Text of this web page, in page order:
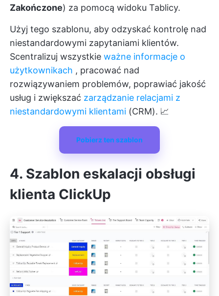
Zakończone) za pomocą widoku Tablicy.
Użyj tego szablonu, aby odzyskać kontrolę nad
niestandardowymi zapytaniami klientów.
Scentralizuj wszystkie ważne informacje o
użytkownikach , pracować nad
rozwiązywaniem problemów, poprawiać jakość
usług i zwiększać zarządzanie relacjami z
niestandardowymi klientami (CRM). 📈
Pobierz ten szablon
4. Szablon eskalacji obsługi
klienta ClickUp